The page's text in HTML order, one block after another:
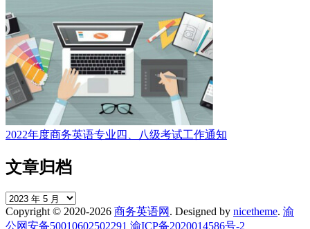
2022年度商务英语专业四、八级考试工作通知
文章归档
文
章
Copyright © 2020-2026 商务英语网 . Designed by nicetheme. 渝
公网安备50010602502291 渝ICP备2020014586号-2